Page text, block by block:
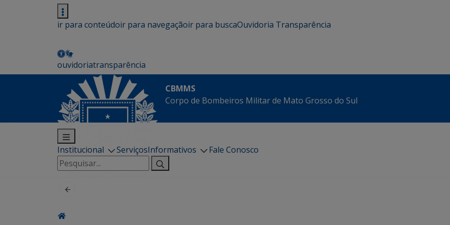
ir para conteúdoir para navegaçãoir para buscaOuvidoria Transparência
ouvidoriatransparência
CBMMS
Corpo de Bombeiros Militar de Mato Grosso do Sul
Institucional ServiçosInformativos
Fale Conosco
Pesquisar
por: